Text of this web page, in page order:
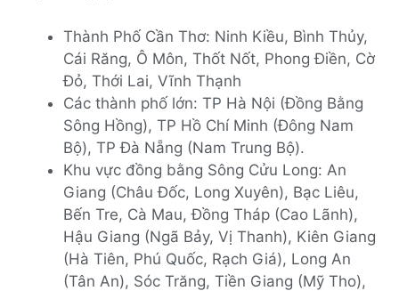
Thành Phố Cần Thơ: Ninh Kiều, Bình Thủy,
Cái Răng, Ô Môn, Thốt Nốt, Phong Điền, Cờ
Đỏ, Thới Lai, Vĩnh Thạnh
Các thành phố lớn: TP Hà Nội (Đồng Bằng
Sông Hồng), TP Hồ Chí Minh (Đông Nam
Bộ), TP Đà Nẵng (Nam Trung Bộ).
Khu vực đồng bằng Sông Cửu Long: An
Giang (Châu Đốc, Long Xuyên), Bạc Liêu,
Bến Tre, Cà Mau, Đồng Tháp (Cao Lãnh),
Hậu Giang (Ngã Bảy, Vị Thanh), Kiên Giang
(Hà Tiên, Phú Quốc, Rạch Giá), Long An
(Tân An), Sóc Trăng, Tiền Giang (Mỹ Tho),